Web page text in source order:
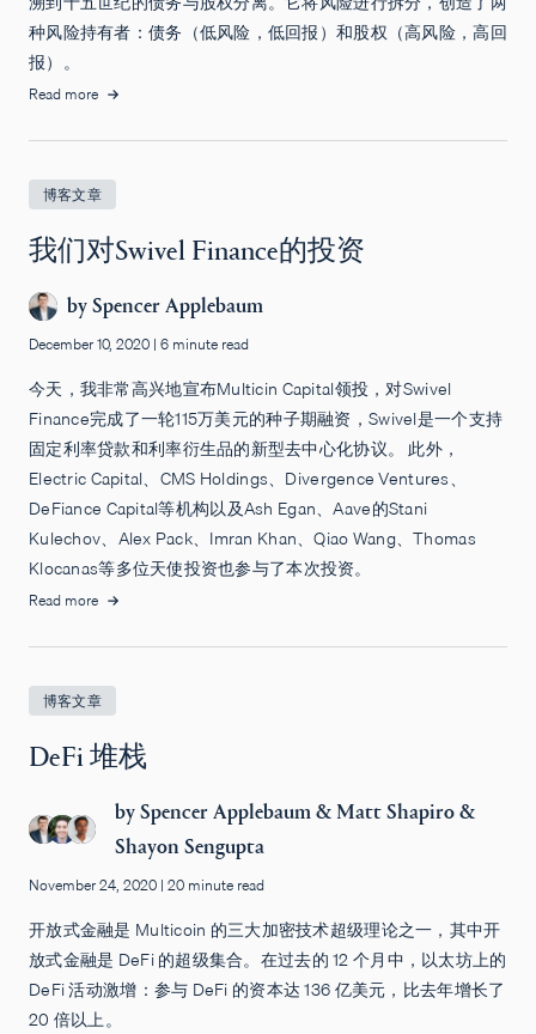
种风险持有者：债务（低风险，低回报）和股权（高风险，高回
报）。
Read more
博客文章
我们对Swivel Finance的投资
bySpencer Applebaum
December 10, 2020 | 6 minute read
今天，我非常高兴地宣布Multicin Capital领投，对Swivel
Finance完成了一轮115万美元的种子期融资，Swivel是一个支持
固定利率贷款和利率衍生品的新型去中心化协议。 此外，
Electric Capital、CMS Holdings、Divergence Ventures、
DeFiance Capital等机构以及Ash Egan、Aave的Stani
Kulechov、Alex Pack、Imran Khan、Qiao Wang、Thomas
Klocanas等多位天使投资也参与了本次投资。
Read more
博客文章
DeFi 堆栈
bySpencer Applebaum&Matt Shapiro&
Shayon Sengupta
November 24, 2020 | 20 minute read
开放式金融是 Multicoin 的三大加密技术超级理论之一，其中开
放式金融是 DeFi 的超级集合。在过去的 12 个月中，以太坊上的
DeFi 活动激增：参与 DeFi 的资本达 136 亿美元，比去年增长了
20 倍以上。